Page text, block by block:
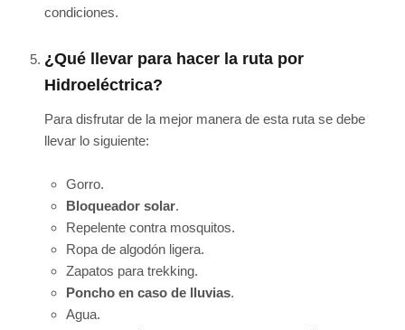
condiciones.
¿Qué llevar para hacer la ruta por
Hidroeléctrica?
Para disfrutar de la mejor manera de esta ruta se debe
llevar lo siguiente:
Gorro.
Bloqueador solar.
Repelente contra mosquitos.
Ropa de algodón ligera.
Zapatos para trekking.
Poncho en caso de lluvias.
Agua.